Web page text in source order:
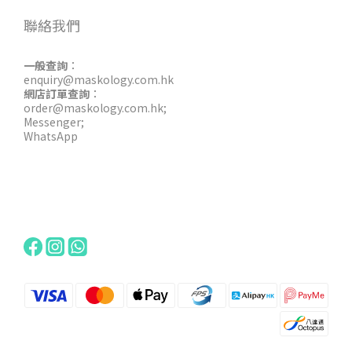
聯絡我們
一般查詢 ：
enquiry@maskology.com.hk
網店訂單查詢 ：
order@maskology.com.hk;
Messenger;
WhatsApp